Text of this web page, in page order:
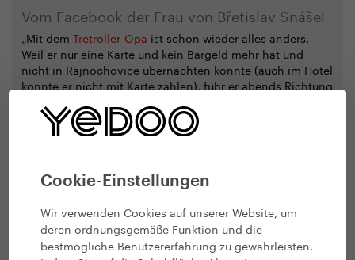
Cookie-Einstellungen
Wir verwenden Cookies auf unserer Website, um
deren ordnungsgemäße Funktion und die
bestmögliche Benutzererfahrung zu gewährleisten.
Vom Facebook der Frau von Břetislav Snášel
„Mit dem Tretroller-Opa ist schon wieder alles anders.
Weil er nur eine Karte und kein Bargeld mehr hat und
nicht in Rajnochovice übernachten konnte (auch im Hotel
konnte er nicht mit Karte zahlen), fuhr er abends Richtung
Podhradní Lhota nahmen sich Feuerwehrmänner seiner
an, die dort grad eine Übung hatten. Die versorgten den
kriegte er auch noch ein Käffchen. Gute Leute gibt es
ihn. Vielen Dank, ich drücke die Daumen für die
Weiterfahrt, es ist nur noch wenig, bis Sonntag nur noch
45 km. Da wird er bestimmt wieder herumirren. “